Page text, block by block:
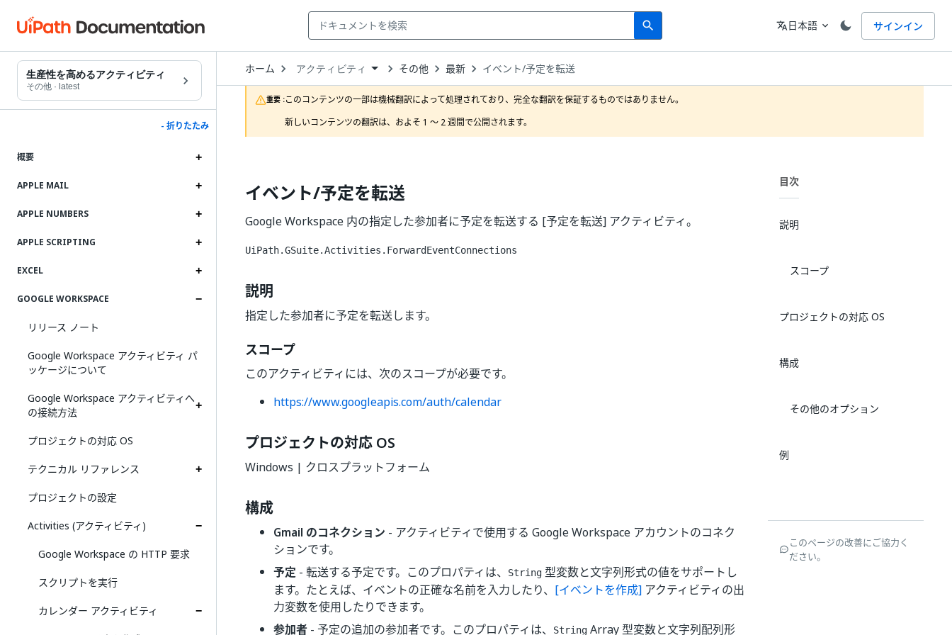
search
Search 言語
translate日本語 expand_more サインイン
生産性を高めるアクティビティ
その他 · latest
- 折りたたみ
概要
APPLE MAIL
APPLE NUMBERS
APPLE SCRIPTING
EXCEL
GOOGLE WORKSPACE
リリース ノート
Google Workspace アクティビティ パ
ッケージについて
Google Workspace アクティビティへ
の接続方法
プロジェクトの対応 OS
テクニカル リファレンス
プロジェクトの設定
Activities (アクティビティ)
Google Workspace の HTTP 要求
スクリプトを実行
カレンダー アクティビティ
ホーム Open
Dropdown
to
choose
product
アクティビティ その他 最新 イベント/予定を転送
重要 :このコンテンツの一部は機械翻訳によって処理されており、完全な翻訳を保証するものではありません。
新しいコンテンツの翻訳は、およそ 1 ～ 2 週間で公開されます。
イベント/予定を転送
Google Workspace 内の指定した参加者に予定を転送する [予定を転送] アクティビティ。
UiPath.GSuite.Activities.ForwardEventConnections
説明
指定した参加者に予定を転送します。
スコープ
このアクティビティには、次のスコープが必要です。
https://www.googleapis.com/auth/calendar
プロジェクトの対応 OS
Windows | クロスプラットフォーム
構成
Gmail のコネクション - アクティビティで使用する Google Workspace アカウントのコネク
ションです。
予定 - 転送する予定です。このプロパティは、 String 型変数と文字列形式の値をサポートし
ます。たとえば、イベントの正確な名前を入力したり、 [イベントを作成] アクティビティの出
力変数を使用したりできます。
参加者 - 予定の追加の参加者です。このプロパティは、 String Array 型変数と文字列配列形
目次
説明
スコープ
プロジェクトの対応 OS
構成
その他のオプション
例
このページの改善にご協力く
ださい。